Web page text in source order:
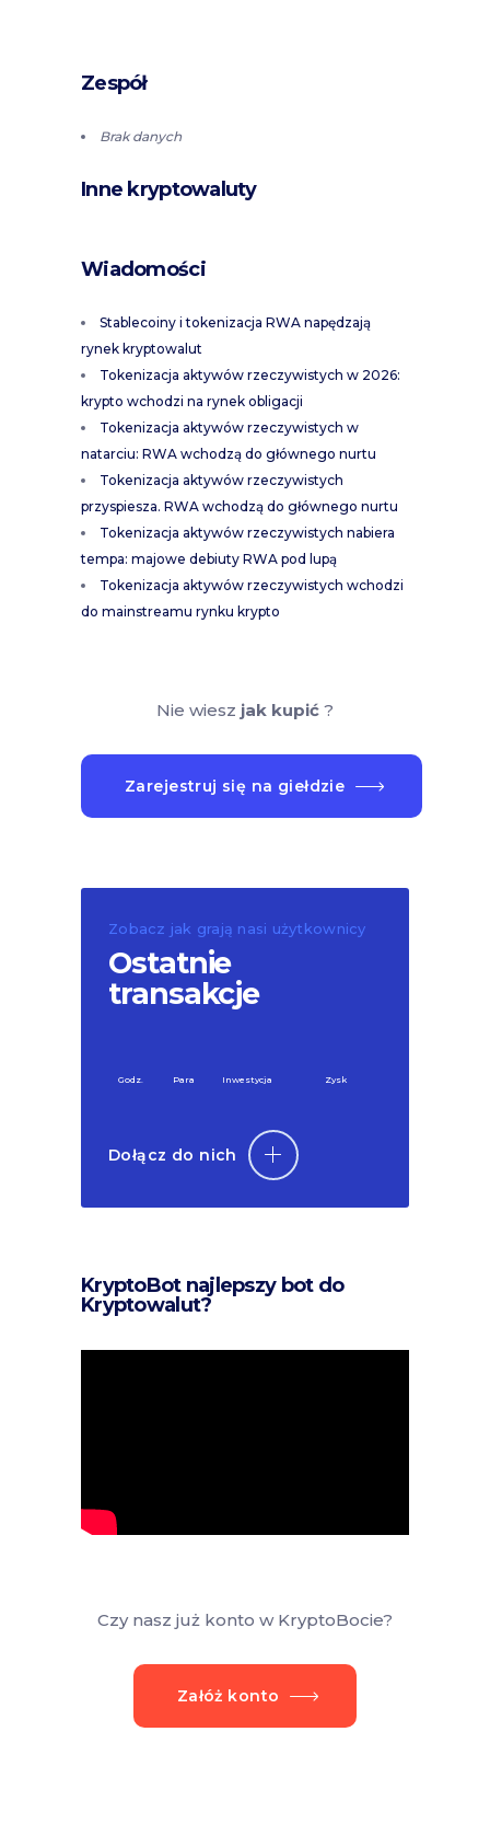
Zespół
Brak danych
Inne kryptowaluty
Wiadomości
Stablecoiny i tokenizacja RWA napędzają
rynek kryptowalut
Tokenizacja aktywów rzeczywistych w 2026:
krypto wchodzi na rynek obligacji
Tokenizacja aktywów rzeczywistych w
natarciu: RWA wchodzą do głównego nurtu
Tokenizacja aktywów rzeczywistych
przyspiesza. RWA wchodzą do głównego nurtu
Tokenizacja aktywów rzeczywistych nabiera
tempa: majowe debiuty RWA pod lupą
Tokenizacja aktywów rzeczywistych wchodzi
do mainstreamu rynku krypto
Nie wiesz jak kupić?
Zarejestruj się na giełdzie
Zobacz jak grają nasi użytkownicy
Ostatnie
transakcje
Godz. Para Inwestycja Zysk
Dołącz do nich
KryptoBot najlepszy bot do
Kryptowalut?
Czy nasz już konto w KryptoBocie?
Załóż konto